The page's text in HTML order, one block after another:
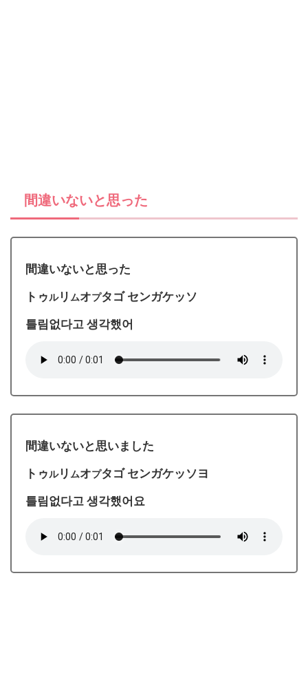
間違いないと思った
間違いないと思った
トゥルリ ムオプタゴ センガケッソ
틀림없다고 생각했어
間違いないと思いました
トゥルリ ムオプタゴ センガケッソヨ
틀림없다고 생각했어요